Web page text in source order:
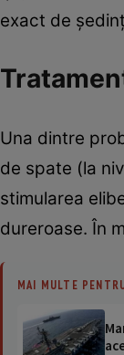
exact de
Una dintre
de spate (la
stimularea
dureroase. În
MAI MULTE